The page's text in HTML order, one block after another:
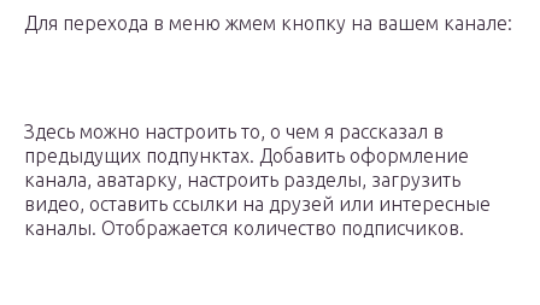
Для перехода в меню жмем кнопку на вашем канале:
Здесь можно настроить то, о чем я рассказал в
предыдущих подпунктах. Добавить оформление
канала, аватарку, настроить разделы, загрузить
видео, оставить ссылки на друзей или интересные
каналы. Отображается количество подписчиков.